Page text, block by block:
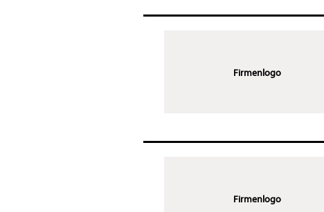
Firmenlogo
Firmenlogo